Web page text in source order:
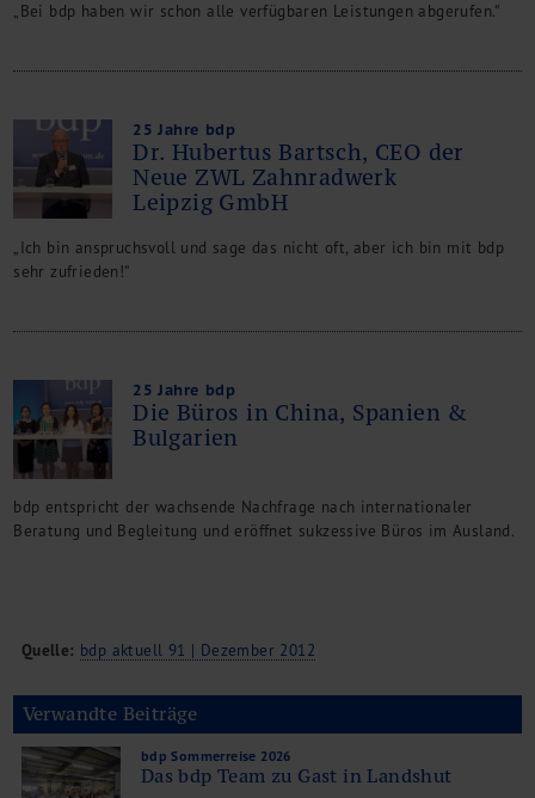
„Bei bdp haben wir schon alle verfügbaren Leistungen abgerufen.“
25 Jahre bdp
Dr. Hubertus Bartsch, CEO der
Neue ZWL Zahnradwerk
Leipzig GmbH
„Ich bin anspruchsvoll und sage das nicht oft, aber ich bin mit bdp
sehr zufrieden!“
25 Jahre bdp
Die Büros in China, Spanien &
Bulgarien
bdp entspricht der wachsende Nachfrage nach internationaler
Beratung und Begleitung und eröffnet sukzessive Büros im Ausland.
Quelle: bdp aktuell 91 | Dezember 2012
Verwandte Beiträge
bdp Sommerreise 2026
Das bdp Team zu Gast in Landshut